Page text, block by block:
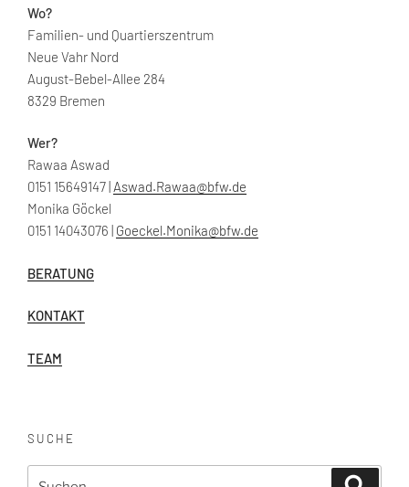
Wo?
Familien- und Quartierszentrum
Neue Vahr Nord
August-Bebel-Allee 284
8329 Bremen
Wer?
Rawaa Aswad
0151 15649147 | Aswad.Rawaa@bfw.de
Monika Göckel
0151 14043076 | Goeckel.Monika@bfw.de
BERATUNG
KONTAKT
TEAM
SUCHE